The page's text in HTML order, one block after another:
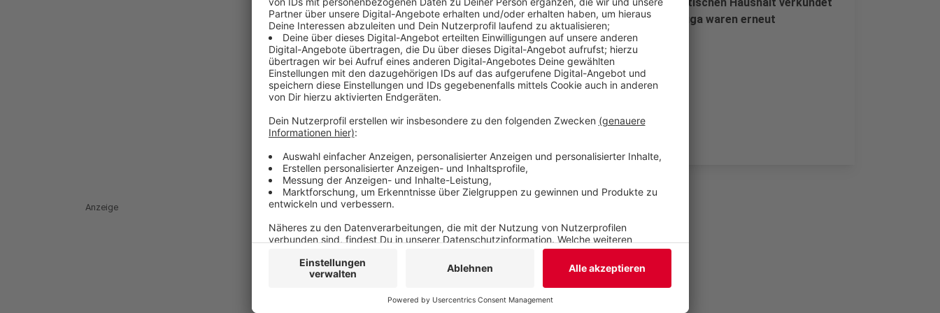
hat, machen diejenigen, die schon von Beginn an gegen die Buga waren erneut
Stimmung gegen das Projekt.
Veröffentlicht:Montag, 04.11.2024 15:45
Anzeige
Anzeige